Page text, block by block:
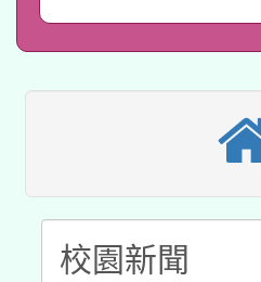
招)
適應運動
本館辦理
暨閱讀推
科技賦
礎課程
A3數位素
「數位內